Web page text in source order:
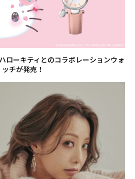
ローキティとのコラボレーションウォ
ッチが発売！